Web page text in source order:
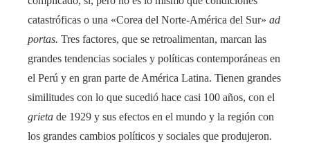
catastróficas o una «Corea del Norte-América del Sur» ad
portas. Tres factores, que se retroalimentan, marcan las
grandes tendencias sociales y políticas contemporáneas en
el Perú y en gran parte de América Latina. Tienen grandes
similitudes con lo que sucedió hace casi 100 años, con el
grieta de 1929 y sus efectos en el mundo y la región con
los grandes cambios políticos y sociales que produjeron.